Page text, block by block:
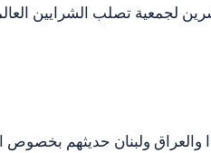
لجمعية تصلب الشرايين
والعراق ولبنان حديثهم بخصوص